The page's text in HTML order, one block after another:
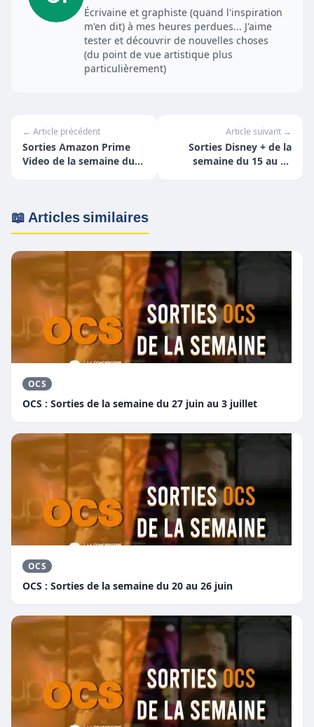
Écrivaine et graphiste (quand l'inspiration
m'en dit) à mes heures perdues... J'aime
tester et découvrir de nouvelles choses
(du point de vue artistique plus
particulièrement)
← Article précédent
Sorties Amazon Prime
Video de la semaine du
Article suivant →
Sorties Disney + de la
semaine du 15 au 21
📖 Articles similaires
OCS
OCS : Sorties de la semaine du 27 juin au 3 juillet
OCS
OCS : Sorties de la semaine du 20 au 26 juin